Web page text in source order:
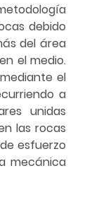
debido
del área
el medio.
el
a
unidas
las rocas
esfuerzo
mecánica